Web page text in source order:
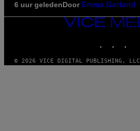
6 uur geledenDoor Emma Garland
VICE
MEDIA
© 2026 VICE DIGITAL PUBLISHING, LLC